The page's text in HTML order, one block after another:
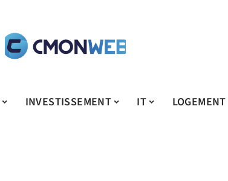
INVESTISSEMENT IT LOGEMENT